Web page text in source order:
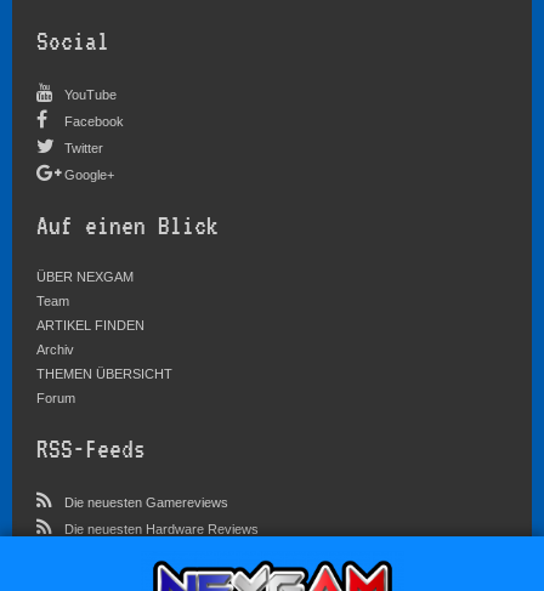
Social
YouTube
Facebook
Twitter
Google+
Auf einen Blick
ÜBER NEXGAM
Team
ARTIKEL FINDEN
Archiv
THEMEN ÜBERSICHT
Forum
RSS-Feeds
Die neuesten Gamereviews
Die neuesten Hardware Reviews